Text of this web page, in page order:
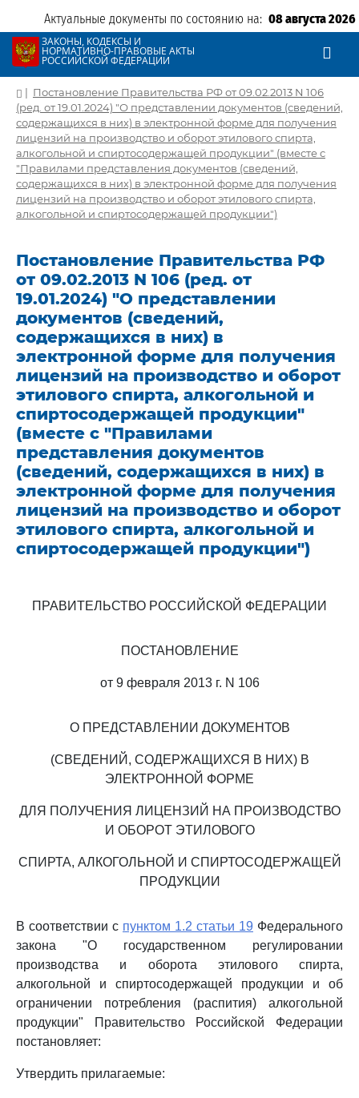
Актуальные документы по состоянию на: 08 августа 2026
ЗАКОНЫ, КОДЕКСЫ И
НОРМАТИВНО-ПРАВОВЫЕ АКТЫ
РОССИЙСКОЙ ФЕДЕРАЦИИ
| Постановление Правительства РФ от 09.02.2013 N 106
(ред. от 19.01.2024) "О представлении документов (сведений,
содержащихся в них) в электронной форме для получения
лицензий на производство и оборот этилового спирта,
алкогольной и спиртосодержащей продукции" (вместе с
"Правилами представления документов (сведений,
содержащихся в них) в электронной форме для получения
лицензий на производство и оборот этилового спирта,
алкогольной и спиртосодержащей продукции")
Постановление Правительства РФ
от 09.02.2013 N 106 (ред. от
19.01.2024) "О представлении
документов (сведений,
содержащихся в них) в
электронной форме для получения
лицензий на производство и оборот
этилового спирта, алкогольной и
спиртосодержащей продукции"
(вместе с "Правилами
представления документов
(сведений, содержащихся в них) в
электронной форме для получения
лицензий на производство и оборот
этилового спирта, алкогольной и
спиртосодержащей продукции")
ПРАВИТЕЛЬСТВО РОССИЙСКОЙ ФЕДЕРАЦИИ
ПОСТАНОВЛЕНИЕ
от 9 февраля 2013 г. N 106
О ПРЕДСТАВЛЕНИИ ДОКУМЕНТОВ
(СВЕДЕНИЙ, СОДЕРЖАЩИХСЯ В НИХ) В
ЭЛЕКТРОННОЙ ФОРМЕ
ДЛЯ ПОЛУЧЕНИЯ ЛИЦЕНЗИЙ НА ПРОИЗВОДСТВО
И ОБОРОТ ЭТИЛОВОГО
СПИРТА, АЛКОГОЛЬНОЙ И СПИРТОСОДЕРЖАЩЕЙ
ПРОДУКЦИИ
В соответствии с пунктом 1.2 статьи 19 Федерального
закона "О государственном регулировании
производства и оборота этилового спирта,
алкогольной и спиртосодержащей продукции и об
ограничении потребления (распития) алкогольной
продукции" Правительство Российской Федерации
постановляет:
Утвердить прилагаемые: